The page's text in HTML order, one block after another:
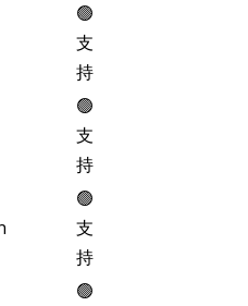
🟢
支
持
🟢
支
持
🟢
支
持
🟢